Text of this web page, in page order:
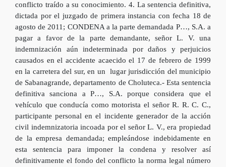
conflicto traído a su conocimiento. 4. La sentencia definitiva,
dictada por el juzgado de primera instancia con fecha 18 de
agosto de 2011; CONDENA a la parte demandada P…, S.A. a
pagar a favor de la parte demandante, señor L. V. una
indemnización aún indeterminada por daños y perjuicios
causados en el accidente acaecido el 17 de febrero de 1999
en la carretera del sur, en un lugar jurisdicción del municipio
de Sabanagrande, departamento de Choluteca.- Esta sentencia
definitiva sanciona a P…, S.A. porque considera que el
vehículo que conducía como motorista el señor R. R. C. C.,
participante personal en el incidente generador de la acción
civil indemnizatoria incoada por el señor L. V., era propiedad
de la empresa demandada; empleándose indebidamente en
esta sentencia para imponer la condena y resolver así
definitivamente el fondo del conflicto la norma legal número